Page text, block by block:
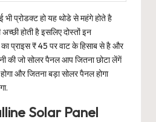
प्रोडक्ट हो यह थोडे से महंगे होते है
होती है इसलिए दोस्तों इन
प्राइस ₹ 45 पर वाट के हिसाब से है और
की जो सोलर पैनल आप जितना छोटा लेंगें
और जितना बड़ा सोलर पैनल होगा
Solar Panel